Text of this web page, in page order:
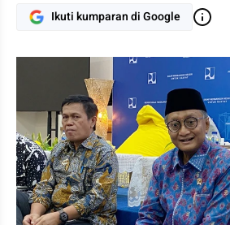
Ikuti kumparan di Google